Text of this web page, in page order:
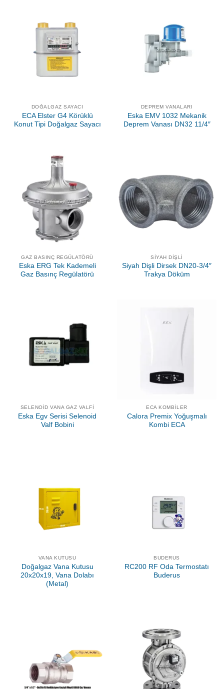
DOĞALGAZ SAYACI
ECA Elster G4 Körüklü
Konut Tipi Doğalgaz Sayacı
DEPREM VANALARI
Eska EMV 1032 Mekanik
Deprem Vanası DN32 11/4″
GAZ BASINÇ REGÜLATÖRÜ
Eska ERG Tek Kademeli
Gaz Basınç Regülatörü
SIYAH DIŞLI
Siyah Dişli Dirsek DN20-3/4″
Trakya Döküm
SELENOID VANA GAZ VALFI
Eska Egv Serisi Selenoid
Valf Bobini
ECA KOMBILER
Calora Premix Yoğuşmalı
Kombi ECA
VANA KUTUSU
Doğalgaz Vana Kutusu
20x20x19, Vana Dolabı
(Metal)
BUDERUS
RC200 RF Oda Termostatı
Buderus